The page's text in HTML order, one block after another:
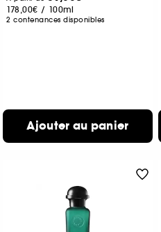
178,00€ / 100ml
2 contenances disponibles
Ajouter au panier